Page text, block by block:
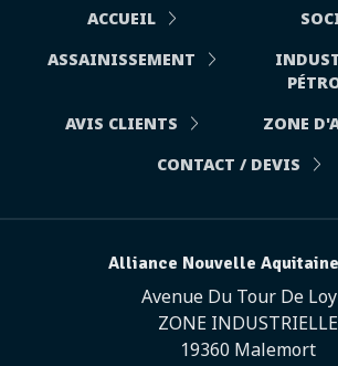
ACCUEIL
ASSAINISSEMENT
AVIS CLIENTS
ZONE
CONTACT / DEVIS
Alliance Nouvelle
Avenue Du Tour De
ZONE INDUSTRIELLE
19360 Malemort